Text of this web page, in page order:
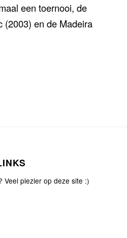
een toernooi, de
(2003) en de Madeira
Veel plezier op deze site :)